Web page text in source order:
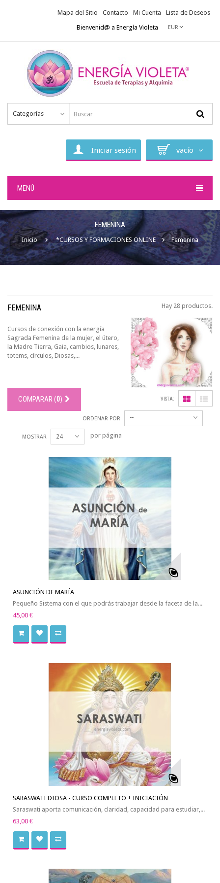
Bienvenid@ a Energía Violeta EUR
Mapa del Sitio Contacto Mi Cuenta Lista de Deseos
Categorías
vacío
Iniciar sesión
MENÚ
FEMENINA
Inicio *CURSOS Y FORMACIONES ONLINE Femenina
Hay 28 productos.
FEMENINA
Cursos de conexión con la energía
Sagrada Femenina de la mujer, el útero,
la Madre Tierra, Gaia, cambios, lunares,
totems, círculos, Diosas,...
COMPARAR (0) VISTA:
ORDENAR POR --
MOSTRAR 24 por página
ASUNCIÓN DE MARÍA
Pequeño Sistema con el que podrás trabajar desde la faceta de la...
45,00 €
SARASWATI DIOSA - CURSO COMPLETO + INICIACIÓN
Saraswati aporta comunicación, claridad, capacidad para estudiar,...
63,00 €